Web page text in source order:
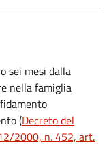
sei mesi dalla
nella famiglia
(Decreto del
2000, n. 452, art.